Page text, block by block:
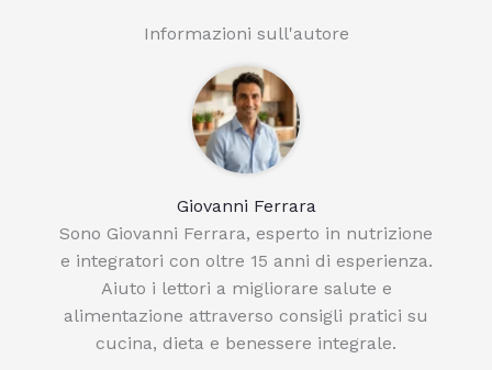
Informazioni sull'autore
Giovanni Ferrara
Sono Giovanni Ferrara, esperto in nutrizione
e integratori con oltre 15 anni di esperienza.
Aiuto i lettori a migliorare salute e
alimentazione attraverso consigli pratici su
cucina, dieta e benessere integrale.